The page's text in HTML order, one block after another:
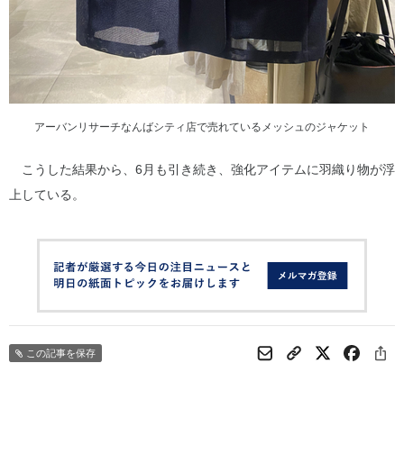
アーバンリサーチなんばシティ店で売れているメッシュのジャケット
こうした結果から、6月も引き続き、強化アイテムに羽織り物が浮
上している。
この記事を保存